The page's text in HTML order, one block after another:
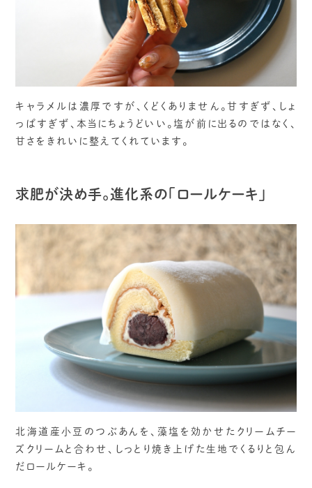
キャラメルは濃厚ですが、くどくありません。甘すぎず、しょ
っぱすぎず、本当にちょうどいい。塩が前に出るのではなく、
甘さをきれいに整えてくれています。
求肥が決め手。進化系の「ロールケーキ」
北海道産小豆のつぶあんを、藻塩を効かせたクリームチー
ズクリームと合わせ、しっとり焼き上げた生地でくるりと包ん
だロールケーキ。